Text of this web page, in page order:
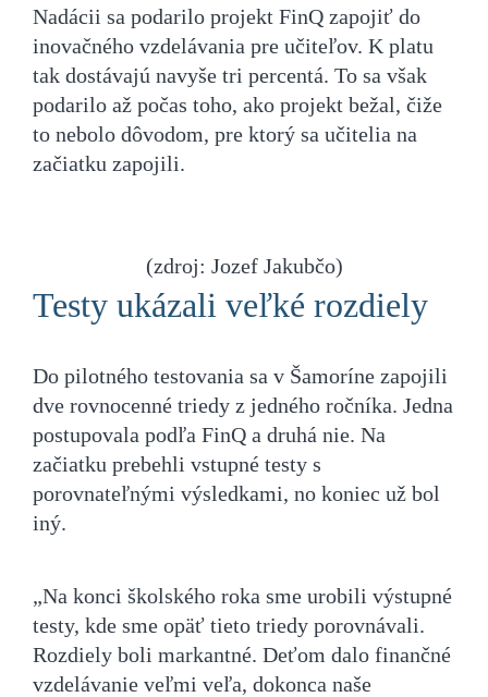
Nadácii sa podarilo projekt FinQ zapojiť do
inovačného vzdelávania pre učiteľov. K platu
tak dostávajú navyše tri percentá. To sa však
podarilo až počas toho, ako projekt bežal, čiže
to nebolo dôvodom, pre ktorý sa učitelia na
začiatku zapojili.
(zdroj: Jozef Jakubčo)
Testy ukázali veľké rozdiely
Do pilotného testovania sa v Šamoríne zapojili
dve rovnocenné triedy z jedného ročníka. Jedna
postupovala podľa FinQ a druhá nie. Na
začiatku prebehli vstupné testy s
porovnateľnými výsledkami, no koniec už bol
iný.
„Na konci školského roka sme urobili výstupné
testy, kde sme opäť tieto triedy porovnávali.
Rozdiely boli markantné. Deťom dalo finančné
vzdelávanie veľmi veľa, dokonca naše